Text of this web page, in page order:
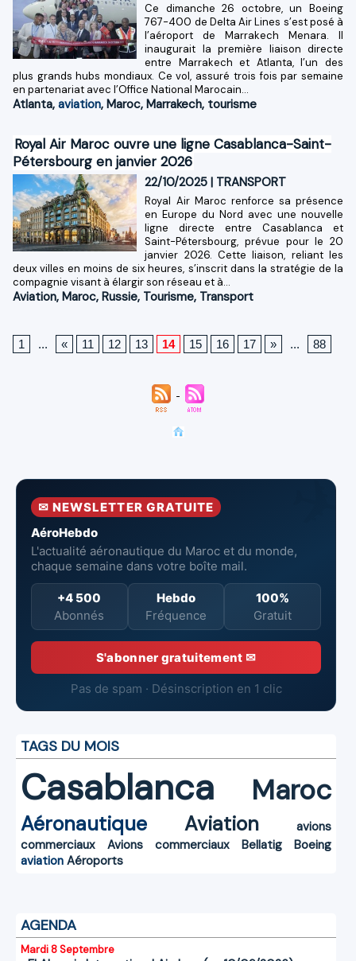
Ce dimanche 26 octobre, un Boeing
767-400 de Delta Air Lines s’est posé à
l’aéroport de Marrakech Menara. Il
inaugurait la première liaison directe
entre Marrakech et Atlanta, l’un des
plus grands hubs mondiaux. Ce vol, assuré trois fois par semaine
en partenariat avec l’Office National Marocain...
Atlanta, aviation, Maroc, Marrakech, tourisme
Royal Air Maroc ouvre une ligne Casablanca-Saint-
Pétersbourg en janvier 2026
22/10/2025 | TRANSPORT
Royal Air Maroc renforce sa présence
en Europe du Nord avec une nouvelle
ligne directe entre Casablanca et
Saint-Pétersbourg, prévue pour le 20
janvier 2026. Cette liaison, reliant les
deux villes en moins de six heures, s’inscrit dans la stratégie de la
compagnie visant à élargir son réseau et à...
Aviation, Maroc, Russie, Tourisme, Transport
1 ... « 11 12 13 14 15 16 17 » ... 88
✉ NEWSLETTER GRATUITE
AéroHebdo
L'actualité aéronautique du Maroc et du monde,
chaque semaine dans votre boîte mail.
+4 500
Abonnés
Hebdo
Fréquence
100%
Gratuit
S'abonner gratuitement ✉
Pas de spam · Désinscription en 1 clic
TAGS DU MOIS
Casablanca Maroc
Aéronautique Aviation
avions
commerciaux
Avions commerciaux Bellatig
Boeing
aviation Aéroports
AGENDA
Mardi 8 Septembre